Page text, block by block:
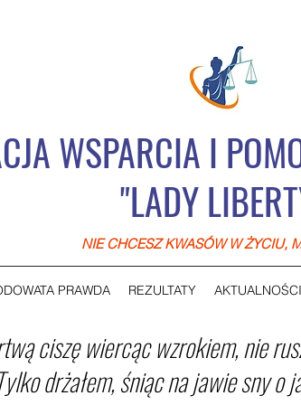
WSPARCIA I
"LADY
NIE CHCESZ KWASÓW W ŻYCIU,
PRAWDA REZULTATY AKTUALNOŚCI
ciszę wiercąc wzrokiem, nie
drżałem, śniąc na jawie sny o